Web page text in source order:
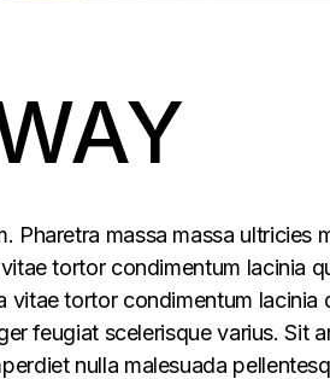
Pharetra massa massa ultricies
tortor condimentum lacinia
vitae tortor condimentum lacinia
feugiat scelerisque varius. Sit
nulla malesuada